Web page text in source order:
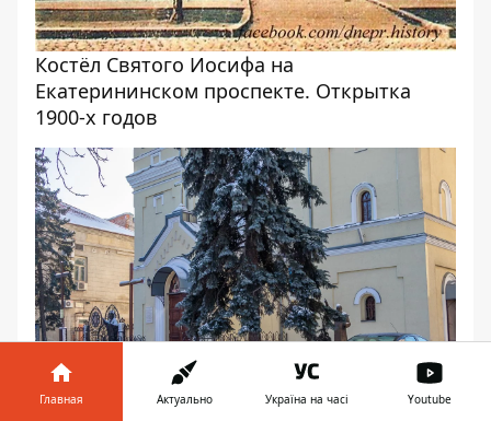
Костёл Святого Иосифа на
Екатерининском проспекте. Открытка
1900-х годов
Главная Актуально Україна на часі Youtube